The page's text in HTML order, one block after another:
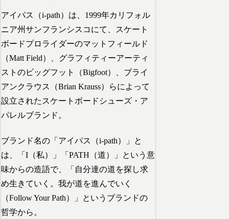
アイパス（i-path）は、1999年カリフォル
ニア州サンフランシスコにて、スケート
ボードプロライダーのマットフィールド
（Matt Field）、グラフィティーアーティ
ストのビッグフット（Bigfoot）、ブライ
アンクラウス（Brian Krauss）らによって
設立されたスケートボードシューズ・ア
パレルブランド。
ブランド名の「アイパス（i-path）」と
は、「I（私）」「PATH（道）」という意
味からの造語で、「自分達の道を探し求
め生きていく。我が道を進んでいく
（Follow Your Path）」というブランドの
哲学から。